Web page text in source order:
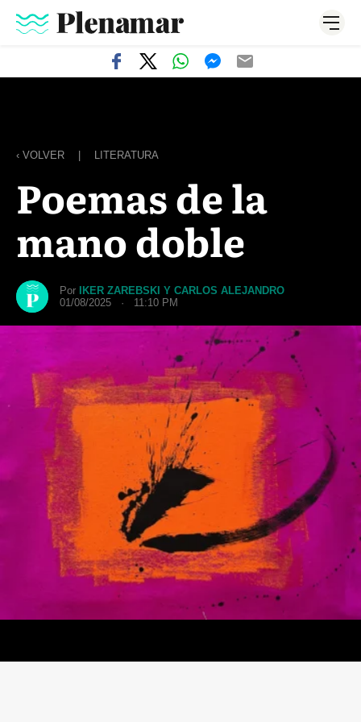
‹ VOLVER LITERATURA
Poemas de la
mano doble
Por
IKER ZAREBSKI Y CARLOS ALEJANDRO
01/08/2025 · 11:10 PM